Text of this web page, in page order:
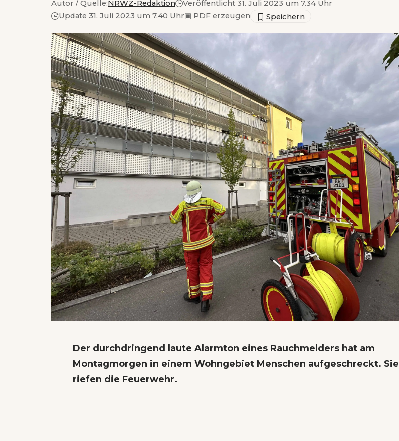
Autor / Quelle:NRWZ-Redaktion
Veröffentlicht 31. Juli 2023 um 7.34 Uhr
Update 31. Juli 2023 um 7.40 Uhr▣ PDF erzeugen
Der durchdringend laute Alarmton eines Rauchmelders hat am
Montagmorgen in einem Wohngebiet Menschen aufgeschreckt. Sie
riefen die Feuerwehr.